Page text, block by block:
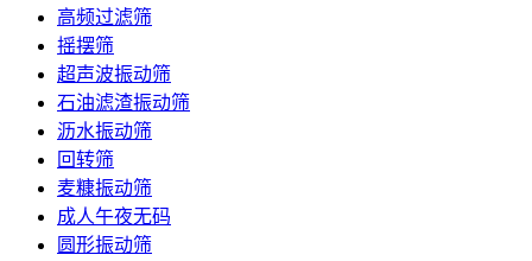
高频过滤筛
摇摆筛
超声波振动筛
石油滤渣振动筛
沥水振动筛
回转筛
麦糠振动筛
成人午夜无码
圆形振动筛